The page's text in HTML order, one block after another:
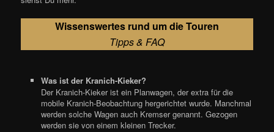
Wissenswertes rund um die Touren
Tipps & FAQ
Was ist der Kranich-Kieker?
Der Kranich-Kieker ist ein Planwagen, der extra für die
mobile Kranich-Beobachtung hergerichtet wurde. Manchmal
werden solche Wagen auch Kremser genannt. Gezogen
werden sie von einem kleinen Trecker.